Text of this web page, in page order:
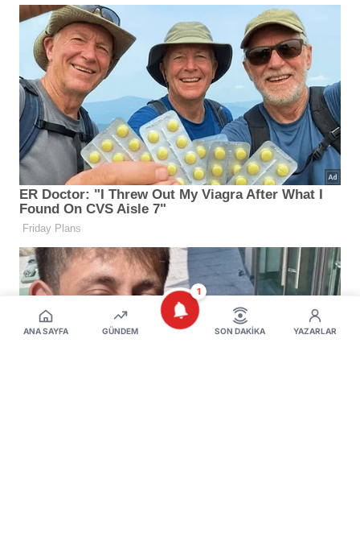
ANA SAYFA GÜNDEM
1
SON DAKIKA YAZARLAR